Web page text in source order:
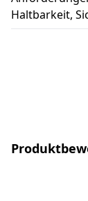
Haltbarkeit,